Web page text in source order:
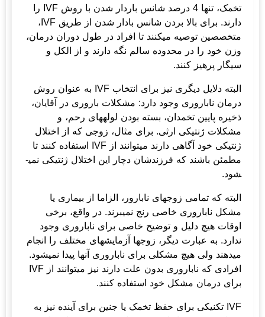
تخمک، تنها 4 درصد شانس باردار شدن با روش IVF را
دارند. برای بالا بردن شانس بادار شدن از طریق IVF،
متخصصین توصیه می­کنند تا افراد در طول دوران درمان،
وزن خود را در محدوده سالم نگه دارند و از الکل و
سیگار پرهیز کنند.
البته دلایل دیگری نیز برای انتخاب IVF به عنوان روش
درمان ناباروری وجود دارد: مشکلات باروری در آقایان،
ذخیره پایین تخمدان، بسته بودن لوله­های رحم، و
مشکلات ژنتیکی ارثی. برای مثال، زوجی که از اختلال
ژنتیکی خود آگاهی دارند می­توانند از IVF استفاده کنند تا
مطمئن باشند که فرزندشان دچار این اختلال ژنتیکی نمی­
شود.
البته که تمامی زوجهای نابارور، الزاما از بیماری یا
مشکل ناباروری خاصی رنج نمی­برند. در واقع، برخی
اوقات هیچ دلیل و توضیح خاصی برای ناباروری وجود
ندارد. به عبارت دیگر، زوجها آزمایش­های مختلف را انجام
می­دهند ولی هیچ مشکلی برای ناباروری آنها پیدا نمی­شود.
افرادی که ناباروری بدون علت دارند نیز می­توانند از IVF
برای درمان مشکل خود استفاده کنند.
IVF تکنیکی برای حفظ تخمک یا جنین برای آینده نیز به